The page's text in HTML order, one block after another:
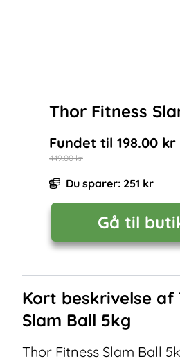
Thor Fitness
Fundet til 198.00 kr
449.00kr
Du sparer: 251 kr
Gå til
Kort beskrivelse af
Slam Ball 5kg
Thor Fitness Slam Ball